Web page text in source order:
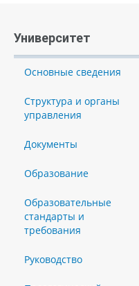
Университет
Основные сведения
Структура и органы
управления
Документы
Образование
Образовательные
стандарты и
требования
Руководство